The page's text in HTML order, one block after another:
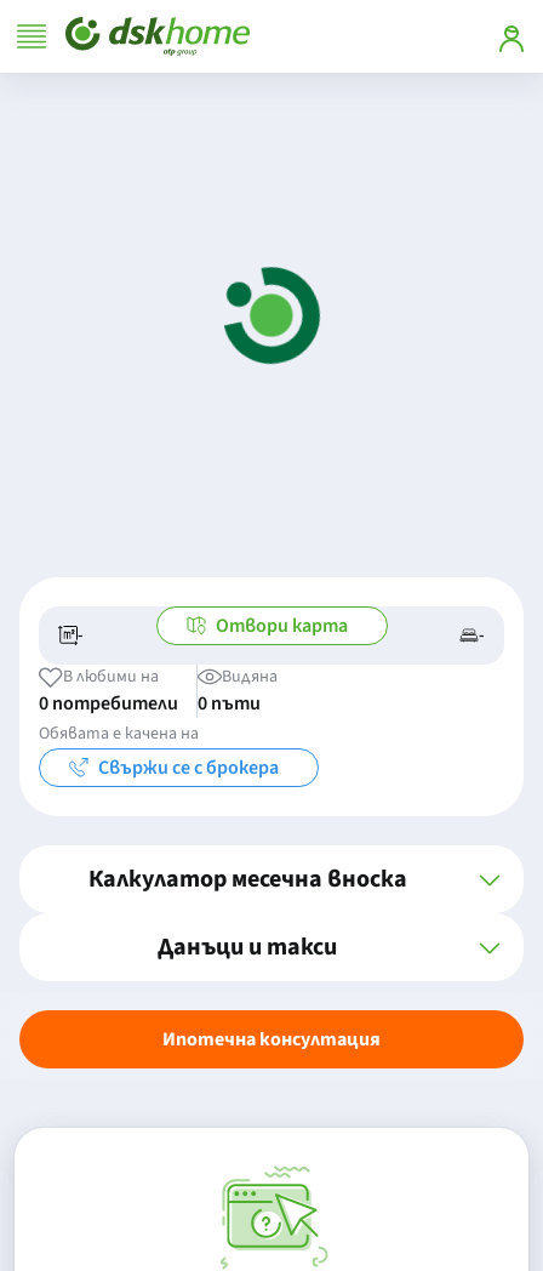
- -/- -
Отвори карта
В любими на
0 потребители
Видяна
0 пъти
Обявата е качена на
Свържи се с брокера
Калкулатор месечна вноска
Данъци и такси
Ипотечна консултация